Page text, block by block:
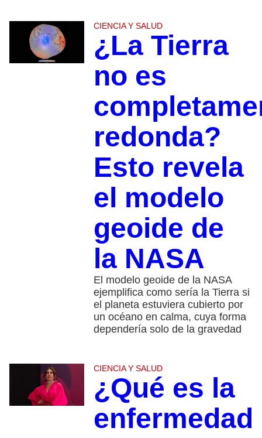
CIENCIA Y SALUD
¿La Tierra
no es
redonda?
Esto revela
el modelo
geoide de
la NASA
El modelo geoide de la NASA
ejemplifica como sería la Tierra si
el planeta estuviera cubierto por
un océano en calma, cuya forma
dependería solo de la gravedad
CIENCIA Y SALUD
¿Qué es la
enfermedad